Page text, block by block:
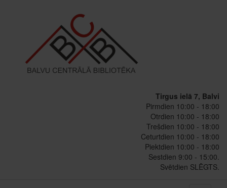
Tirgus ielā 7, Balvi
Pirmdien 10:00 - 18:00
Otrdien 10:00 - 18:00
Trešdien 10:00 - 18:00
Ceturtdien 10:00 - 18:00
Piektdien 10:00 - 18:00
Sestdien 9:00 - 15:00.
Svētdien SLĒGTS.